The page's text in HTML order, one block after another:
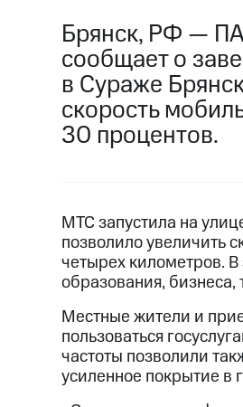
Брянск, РФ —
сообщает о
в Сураже
скорость
30 процентов.
МТС запустила на
позволило увеличить
четырех километров.
образования,
Местные жители и
пользоваться
частоты позволили
усиленное покрытие в